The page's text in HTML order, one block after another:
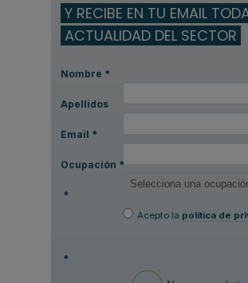
Y RECIBE EN TU EMAIL
ACTUALIDAD DEL SECTOR
Nombre *
Apellidos
Email *
Ocupación *
*
Acepto la política de
*